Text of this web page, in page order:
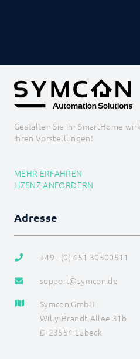
Gestalten Sie Ihr SmartHome
Ihren Vorstellungen!
MEHR ERFAHREN
LIZENZ ANFORDERN
Adresse
+49 - (0) 451 30500511
support@symcon.de
Symcon GmbH
Willy-Brandt-Allee 31b
D-23554 Lübeck